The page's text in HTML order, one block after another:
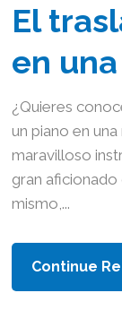
El
en
¿Quieres
un piano en
maravilloso
gran
mismo,...
Continue